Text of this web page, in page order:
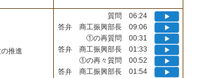
推進
質問 06:24
答弁 商工振興部長 09:06
①の再質問 00:31
答弁 商工振興部長 01:33
①の再々質問 00:52
答弁 商工振興部長 01:54